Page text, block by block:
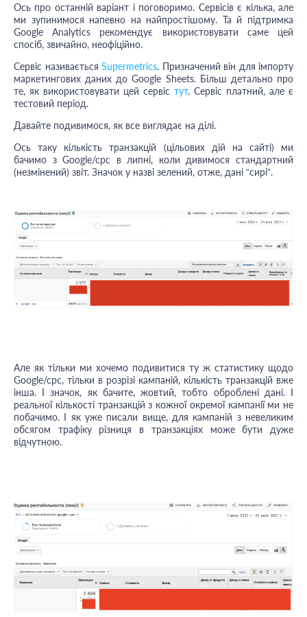
Ось про останній варіант і поговоримо. Сервісів є кілька, але
ми зупинимося напевно на найпростішому. Та й підтримка
Google Analytics рекомендує використовувати саме цей
спосіб, звичайно, неофіційно.
Сервіс називається Supermetrics. Призначений він для імпорту
маркетингових даних до Google Sheets. Більш детально про
те, як використовувати цей сервіс тут. Сервіс платний, але є
тестовий період.
Давайте подивимося, як все виглядає на ділі.
Ось таку кількість транзакцій (цільових дій на сайті) ми
бачимо з Google/cpc в липні, коли дивимося стандартний
(незмінений) звіт. Значок у назві зелений, отже, дані “сирі”.
Але як тільки ми хочемо подивитися ту ж статистику щодо
Google/cpc, тільки в розрізі кампаній, кількість транзакцій вже
інша. І значок, як бачите, жовтий, тобто оброблені дані. І
реальної кількості транзакцій з кожної окремої кампанії ми не
побачимо. І як уже писали вище, для кампаній з невеликим
обсягом трафіку різниця в транзакціях може бути дуже
відчутною.